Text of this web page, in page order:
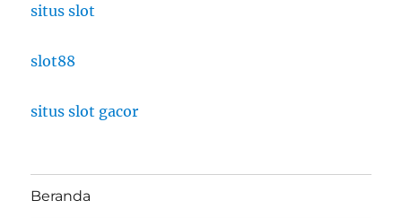
situs slot
slot88
situs slot gacor
Beranda